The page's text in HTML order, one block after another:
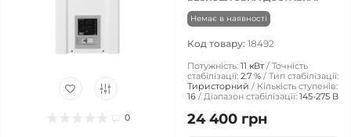
0
Немає в наявності
Код товару: 18492
Потужність: 11 кВт
Точність
стабілізації: 2.7 %
Тип стабілізації:
Тиристорний
Кількість ступенів:
16
Діапазон стабілізації: 145-275 В
24 400 грн